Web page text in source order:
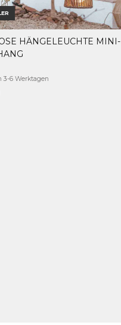
OPTIONEN WÄHLEN
HÄNGELEUCHTE MINI-
3-6 Werktagen